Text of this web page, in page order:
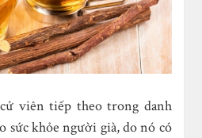
viên tiếp theo trong danh
sức khỏe người già, do nó có